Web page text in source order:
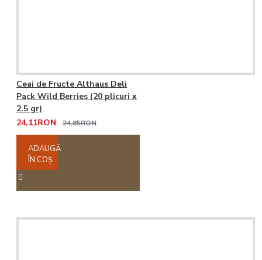
Ceai de Fructe Althaus Deli
Pack Wild Berries (20 plicuri x
2.5 gr)
24,11RON
24,85RON
ADAUGĂ
ÎN COŞ